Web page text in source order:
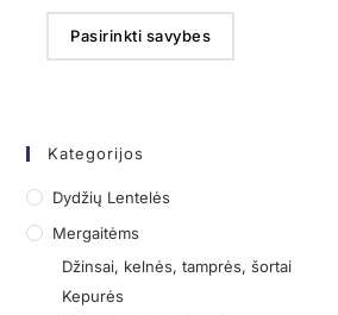
Pasirinkti savybes
Kategorijos
Dydžių Lentelės
Mergaitėms
Džinsai, kelnės, tamprės, šortai
Kepurės